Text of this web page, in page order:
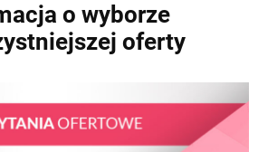
o wyborze
oferty